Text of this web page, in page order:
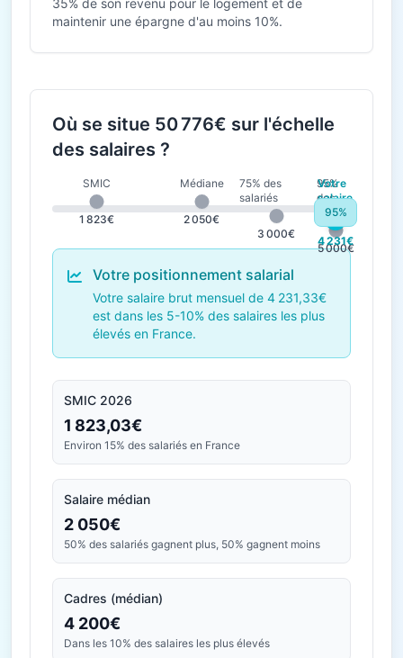
35% de son revenu pour le logement et de
maintenir une épargne d'au moins 10%.
Où se situe 50 776€ sur l'échelle
des salaires ?
SMIC
1 823€
Médiane
2 050€
75% des
salariés
3 000€
95%
des
salariés
5 000€
Votre
salaire
4 231€
95%
Votre positionnement salarial
Votre salaire brut mensuel de 4 231,33€
est dans les 5-10% des salaires les plus
élevés en France.
SMIC 2026
1 823,03€
Environ 15% des salariés en France
Salaire médian
2 050€
50% des salariés gagnent plus, 50% gagnent moins
Cadres (médian)
4 200€
Dans les 10% des salaires les plus élevés